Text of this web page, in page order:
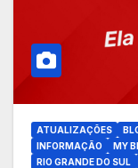
ATUALIZAÇÕES
INFORMAÇÃO
MY
RIO GRANDE DO SUL